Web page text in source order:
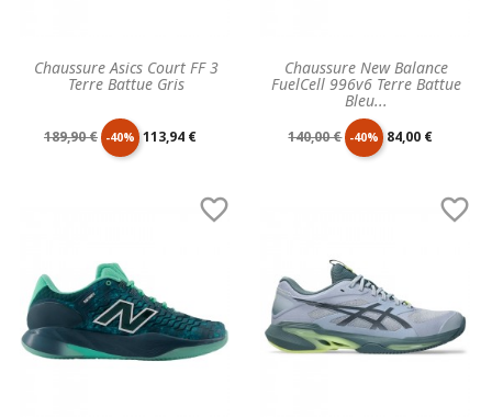
Chaussure Asics Court FF 3
Terre Battue Gris
Prix
189,90 € -40% Prix
113,94 €
Chaussure New Balance
FuelCell 996v6 Terre Battue
Bleu...
Prix
140,00 € -40% Prix
84,00 €
 